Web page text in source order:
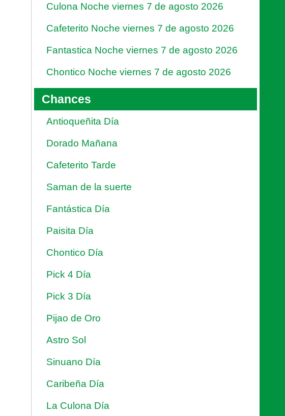
Culona Noche viernes 7 de agosto 2026
Cafeterito Noche viernes 7 de agosto 2026
Fantastica Noche viernes 7 de agosto 2026
Chontico Noche viernes 7 de agosto 2026
Chances
Antioqueñita Día
Dorado Mañana
Cafeterito Tarde
Saman de la suerte
Fantástica Día
Paisita Día
Chontico Día
Pick 4 Día
Pick 3 Día
Pijao de Oro
Astro Sol
Sinuano Día
Caribeña Día
La Culona Día